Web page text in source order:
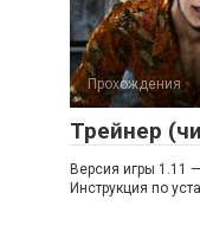
Прохождения
Трейнер
Версия игры 1.11
Инструкция по